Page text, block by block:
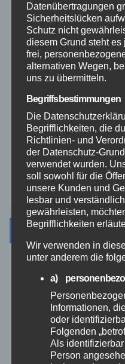
Rhein-Lahn
THW
Veranstaltungen
Video
Westerwald
Zoll
Archiv
Juli 2026
Juni 2026
Datenübertragungen
Sicherheitslücken
Schutz nicht
diesem Grund steht
frei,
alternativen Wegen,
uns zu übermitteln.
Begriffsbestimmungen
Die
Begrifflichkeiten, die
Richtlinien- und
der Datenschutz-
verwendet wurden.
soll sowohl für die
unsere Kunden und
lesbar und
gewährleisten,
Begrifflichkeiten
Wir verwenden in
unter anderem die
a)
Informationen,
oder
Folgenden
Als
Person